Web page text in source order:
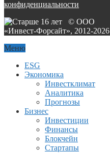
конфиденциальности
© ООО
«Инвест-Форсайт», 2012-2026
Меню
ESG
Экономика
Инвестклимат
Аналитика
Прогнозы
Бизнес
Инвестиции
Финансы
Блокчейн
Стартапы